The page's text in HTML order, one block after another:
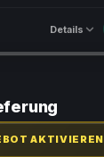
Details
AKTIVIEREN